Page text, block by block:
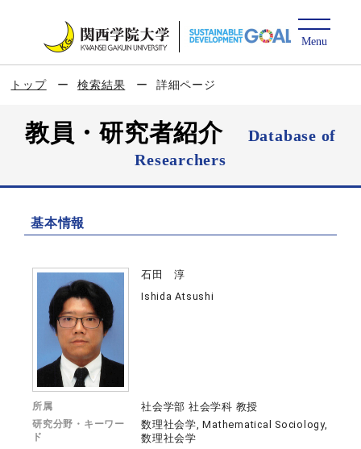
トップ 検索結果 詳細ページ
教員・研究者紹介
Database of
Researchers
基本情報
石田 淳
Ishida Atsushi
所属 社会学部 社会学科 教授
研究分野・キーワー
ド
数理社会学, Mathematical Sociology,
数理社会学